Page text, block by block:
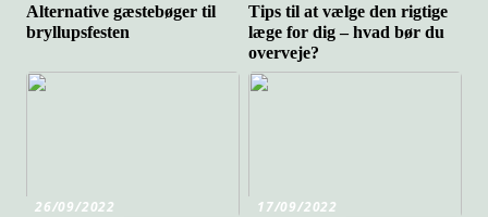
Alternative gæstebøger til
bryllupsfesten
Tips til at vælge den rigtige
læge for dig – hvad bør du
overveje?
26/09/2022
17/09/2022